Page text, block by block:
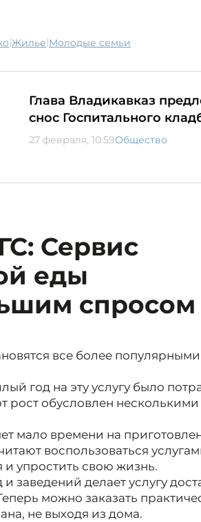
| жилье| молодые семьи
Глава Владикавказ
снос Госпитального
27 февраля, 10:59Общество
Сервис
еды
спросом
все более
год на эту услугу было
рост обусловлен несколькими
мало времени на
воспользоваться
и упростить свою жизнь.
заведений делает услугу
можно заказать
не выходя из дома.